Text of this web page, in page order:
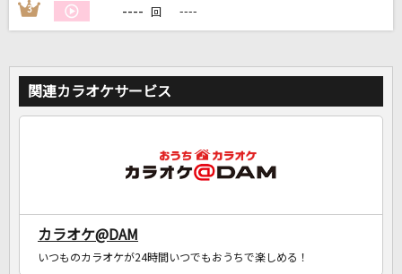
3 ---- 回 ----
関連カラオケサービス
カラオケ@DAM
いつものカラオケが24時間いつでもおうちで楽しめる！